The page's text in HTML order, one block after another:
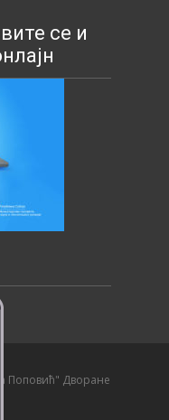
се и
Поповић" Дворане